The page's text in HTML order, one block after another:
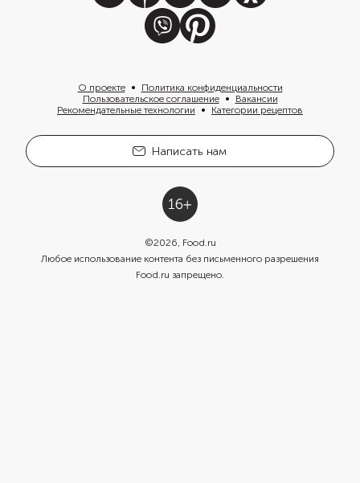
О проекте
Политика конфиденциальности
Пользовательское соглашение
Вакансии
Рекомендательные технологии
Категории рецептов
Написать нам
©2026, Food.ru
Любое использование контента без письменного разрешения
Food.ru запрещено.